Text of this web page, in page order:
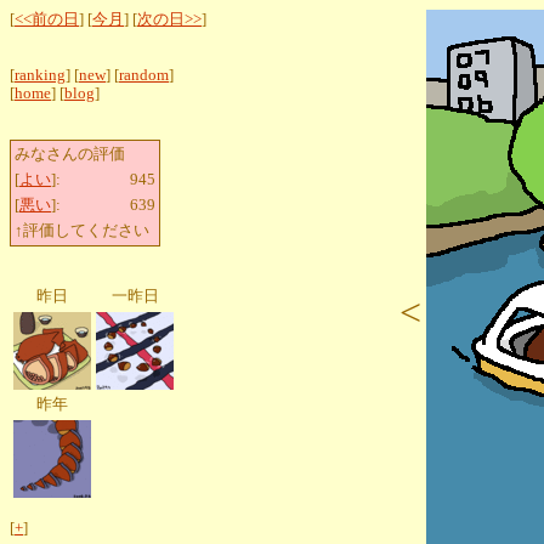
[<<前の日 ] [今月 ] [次の日>>]
[ranking] [new] [random]
[home] [blog]
みなさんの評価
[よい]:
945
[悪い]:
639
↑評価してください
昨日 一昨日
昨年
[+]
<